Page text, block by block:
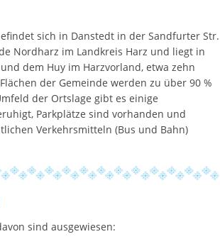
sich in Danstedt in der Sandfurter Str.
Nordharz im Landkreis Harz und liegt in
dem Huy im Harzvorland, etwa zehn
der Gemeinde werden zu über 90 %
der Ortslage gibt es einige
Parkplätze sind vorhanden und
Verkehrsmitteln (Bus und Bahn)
sind ausgewiesen: